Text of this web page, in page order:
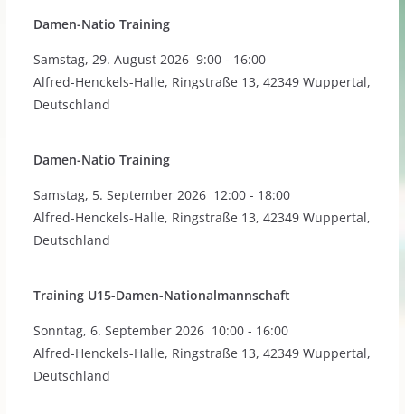
Damen-Natio Training
Samstag, 29. August 2026 9:00- 16:00
Alfred-Henckels-Halle, Ringstraße 13, 42349 Wuppertal,
Deutschland
Damen-Natio Training
Samstag, 5. September 2026 12:00- 18:00
Alfred-Henckels-Halle, Ringstraße 13, 42349 Wuppertal,
Deutschland
Training U15-Damen-Nationalmannschaft
Sonntag, 6. September 2026 10:00- 16:00
Alfred-Henckels-Halle, Ringstraße 13, 42349 Wuppertal,
Deutschland